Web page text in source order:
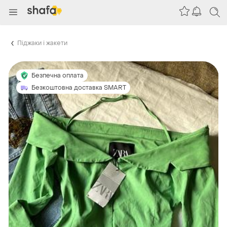
Піджаки і жакети
Безпечна оплата
Безкоштовна доставка SMART